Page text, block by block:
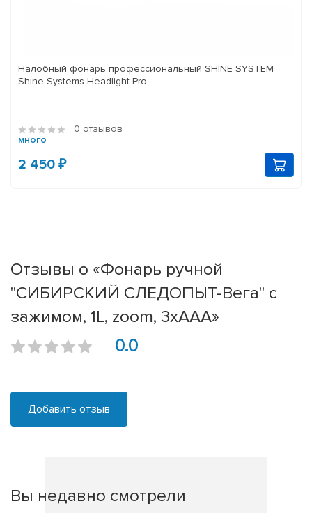
Налобный фонарь профессиональный SHINE SYSTEM
Shine Systems Headlight Pro
0 отзывов
много
2 450 ₽
Отзывы о «Фонарь ручной
"СИБИРСКИЙ СЛЕДОПЫТ-Вега" с
зажимом, 1L, zoom, 3хААА»
0.0
Добавить отзыв
Вы недавно смотрели